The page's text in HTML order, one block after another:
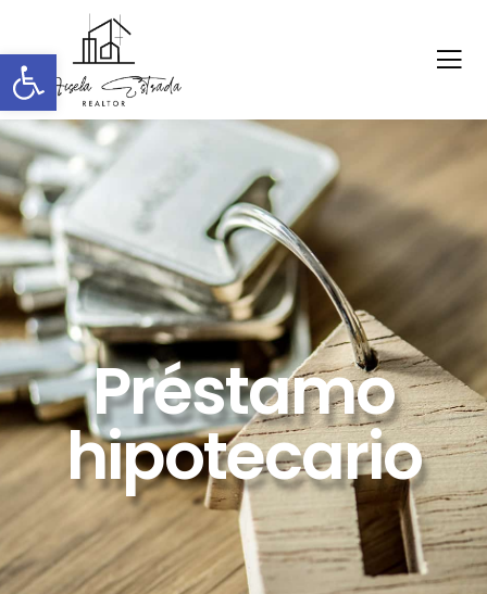
Abrir barra de herramientas
Préstamo
hipotecario